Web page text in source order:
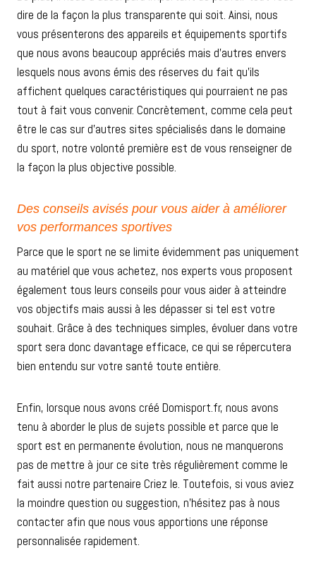
dire de la façon la plus transparente qui soit. Ainsi, nous
vous présenterons des appareils et équipements sportifs
que nous avons beaucoup appréciés mais d’autres envers
lesquels nous avons émis des réserves du fait qu’ils
affichent quelques caractéristiques qui pourraient ne pas
tout à fait vous convenir. Concrètement, comme cela peut
être le cas sur d’autres sites spécialisés dans le domaine
du sport, notre volonté première est de vous renseigner de
la façon la plus objective possible.
Des conseils avisés pour vous aider à améliorer
vos performances sportives
Parce que le sport ne se limite évidemment pas uniquement
au matériel que vous achetez, nos experts vous proposent
également tous leurs conseils pour vous aider à atteindre
vos objectifs mais aussi à les dépasser si tel est votre
souhait. Grâce à des techniques simples, évoluer dans votre
sport sera donc davantage efficace, ce qui se répercutera
bien entendu sur votre santé toute entière.
Enfin, lorsque nous avons créé Domisport.fr, nous avons
tenu à aborder le plus de sujets possible et parce que le
sport est en permanente évolution, nous ne manquerons
pas de mettre à jour ce site très régulièrement comme le
fait aussi notre partenaire Criez le. Toutefois, si vous aviez
la moindre question ou suggestion, n’hésitez pas à nous
contacter afin que nous vous apportions une réponse
personnalisée rapidement.